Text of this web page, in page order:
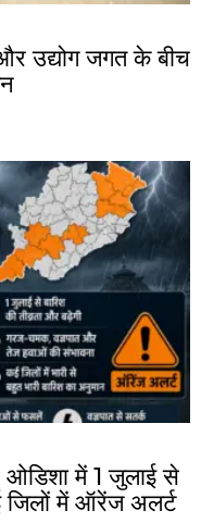
उद्योग जगत के बीच
में 1 जुलाई से
जिलों में ऑरेंज अलर्ट